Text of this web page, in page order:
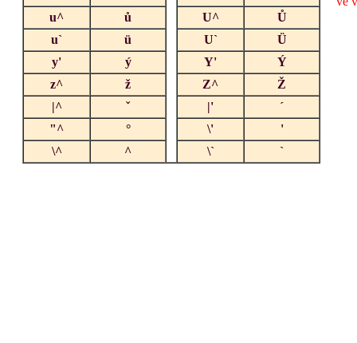
u^
ů U^
Ů
u`
ü U`
Ü
y'
ý Y'
Ý
z^
ž Z^
Ž
|^
ˇ |'
´
"^
° \'
'
\^
^ \` `